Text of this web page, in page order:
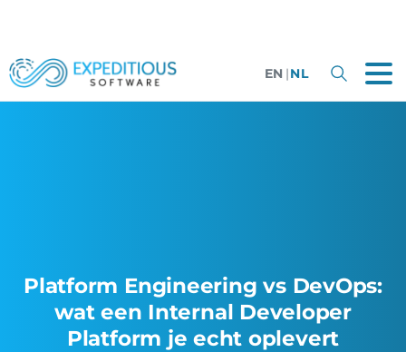
EN |NL
Platform Engineering vs DevOps:
wat een Internal Developer
Platform je echt oplevert